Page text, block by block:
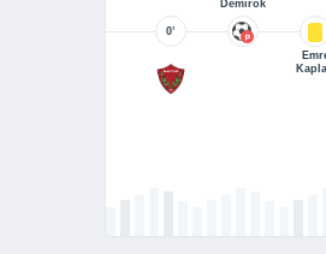
0’
Demirok